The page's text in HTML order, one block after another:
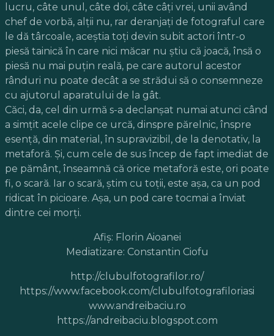
lucru, câte unul, câte doi, câte câți vrei, unii având
chef de vorbă, alții nu, rar deranjați de fotograful care
le dă târcoale, aceștia toți devin subit actori într-o
piesă tainică în care nici măcar nu știu că joacă, însă o
piesă nu mai puțin reală, pe care autorul acestor
rânduri nu poate decât a se strădui să o consemneze
cu ajutorul aparatului de la gât.
Căci, da, cel din urmă s-a declanșat numai atunci când
a simțit acele clipe ce urcă, dinspre părelnic, înspre
esență, din material, în supravizibil, de la denotativ, la
metaforă. Și, cum cele de sus încep de fapt imediat de
pe pământ, înseamnă că orice metaforă este, ori poate
fi, o scară. Iar o scară, știm cu toții, este așa, ca un pod
ridicat în picioare. Așa, un pod care tocmai a înviat
dintre cei morți.
Afiș: Florin Aioanei
Mediatizare: Constantin Ciofu
http://clubulfotografilor.ro/
https://www.facebook.com/clubulfotografiloriasi
www.andreibaciu.ro
https://andreibaciu.blogspot.com